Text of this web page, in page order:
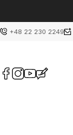
+48 22 230 2249